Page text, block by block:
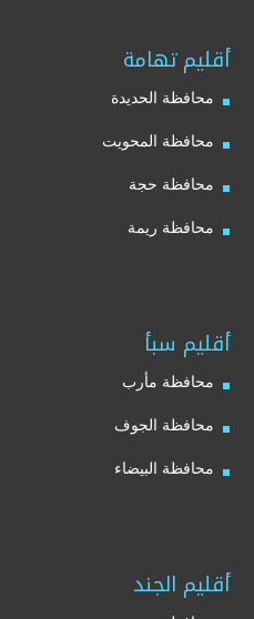
أقليم تهامة
محافظة الحديدة
محافظة المحويت
محافظة حجة
محافظة ريمة
أقليم سبأ
محافظة مأرب
محافظة الجوف
محافظة البيضاء
أقليم الجند